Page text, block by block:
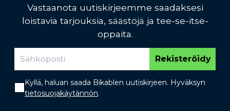
Vastaanota uutiskirjeemme saadaksesi
loistavia tarjouksia, säästöjä ja tee-se-itse-
oppaita.
Rekisteröidy
Kyllä, haluan saada Bikablen uutiskirjeen. Hyväksyn
tietosuojakäytännön.